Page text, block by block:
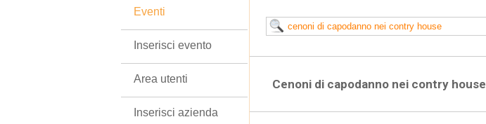
Cenoni di capodanno nei contry house
Eventi
Inserisci evento
Area utenti
Inserisci azienda